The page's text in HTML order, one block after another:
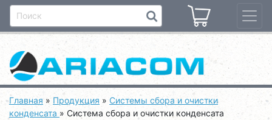
Главная » Продукция » Системы сбора и очистки
конденсата » Система сбора и очистки конденсата